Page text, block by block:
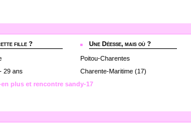
fille ?
29 ans
Une Déesse, mais où ?
Poitou-Charentes
Charente-Maritime (17)
plus et rencontre sandy-17